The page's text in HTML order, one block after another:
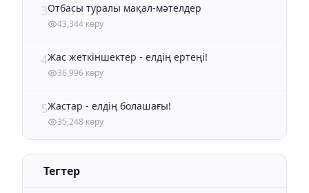
3Отбасы туралы мақал-мәтелдер
43,344 көру
4Жас жеткіншектер - елдің ертеңі!
36,996 көру
5Жастар - елдің болашағы!
35,248 көру
Тегтер